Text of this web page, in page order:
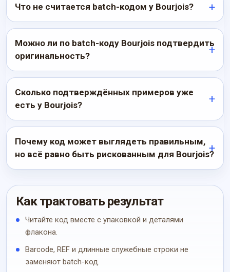
Что не считается batch-кодом у Bourjois?
Можно ли по batch-коду Bourjois подтвердить
оригинальность?
Сколько подтверждённых примеров уже
есть у Bourjois?
Почему код может выглядеть правильным,
но всё равно быть рискованным для Bourjois?
Как трактовать результат
Читайте код вместе с упаковкой и деталями
флакона.
Barcode, REF и длинные служебные строки не
заменяют batch-код.